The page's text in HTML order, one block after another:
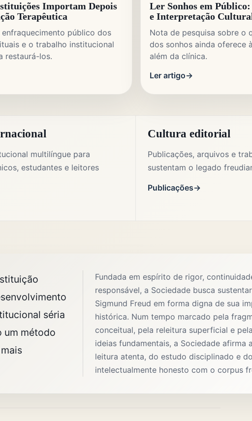
Importam Depois
Terapêutica
enfraquecimento público dos
e o trabalho institucional
restaurá-los.
Ler Sonhos em
e Interpretação
Nota de pesquisa sobre o
dos sonhos ainda oferece
além da clínica.
Ler artigo
multilíngue para
estudantes e leitores
Cultura editorial
Publicações, arquivos e
sustentam o legado
Publicações
séria
um método
Fundada em espírito de rigor,
responsável, a Sociedade busca
Sigmund Freud em forma digna de sua
histórica. Num tempo marcado pela
conceitual, pela releitura superficial e
ideias fundamentais, a Sociedade afirma
leitura atenta, do estudo disciplinado e
intelectualmente honesto com o corpus